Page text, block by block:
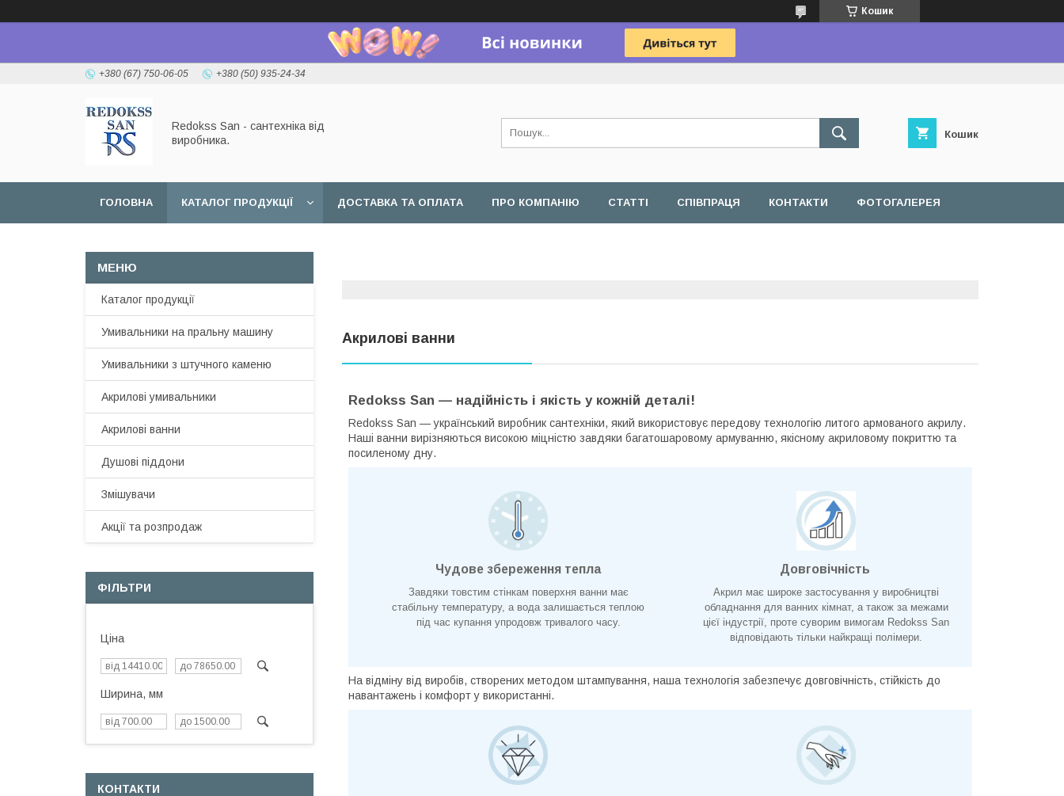
Кошик
+380 (67) 750-06-05 +380 (50) 935-24-34
Redokss San - сантехніка від
виробника.
Кошик
ГОЛОВНА КАТАЛОГ ПРОДУКЦІЇ ДОСТАВКА ТА ОПЛАТА ПРО КОМПАНІЮ СТАТТІ СПІВПРАЦЯ КОНТАКТИ ФОТОГАЛЕРЕЯ
Акрилові ванни
Redokss San — надійність і якість у кожній деталі!
Redokss San — український виробник сантехніки, який використовує передову технологію литого армованого акрилу.
Наші ванни вирізняються високою міцністю завдяки багатошаровому армуванню, якісному акриловому покриттю та
посиленому дну.
Чудове збереження тепла
Завдяки товстим стінкам поверхня ванни має
стабільну температуру, а вода залишається теплою
під час купання упродовж тривалого часу.
Довговічність
Акрил має широке застосування у виробництві
обладнання для ванних кімнат, а також за межами
цієї індустрії, проте суворим вимогам Redokss San
відповідають тільки найкращі полімери.
На відміну від виробів, створених методом штампування, наша технологія забезпечує довговічність, стійкість до
навантажень і комфорт у використанні.
Каталог продукції
Умивальники на пральну машину
Умивальники з штучного каменю
Акрилові умивальники
Акрилові ванни
Душові піддони
Змішувачи
Акції та розпродаж
ФІЛЬТРИ
Ціна
Ширина, мм
КОНТАКТИ